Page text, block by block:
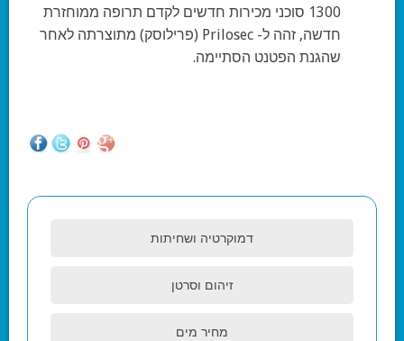
1300 סוכני מכירות חדשים לקדם תרופה ממוחזרת
חדשה, זהה ל- Prilosec (פרילוסק) מתוצרתה לאחר
שהגנת הפטנט הסתיימה.
דמוקרטיה ושחיתות
זיהום וסרטן
מחיר מים